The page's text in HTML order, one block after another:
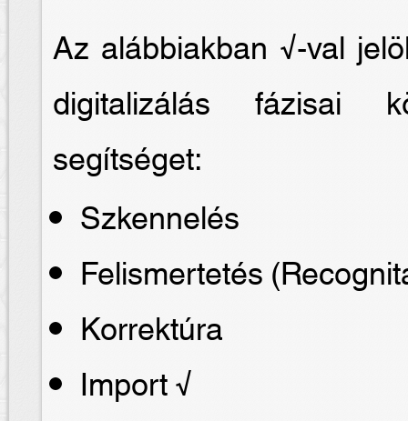
Az alábbiakban √-val
digitalizálás fázisai
segítséget:
Szkennelés
Felismertetés
Korrektúra
Import √